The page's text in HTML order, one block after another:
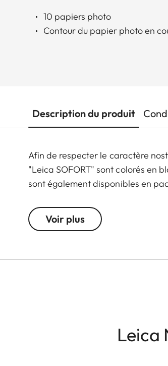
10 papiers photo
Contour du papier photo en
Description du produit
Afin de respecter le caractère
"Leica SOFORT" sont colorés en
sont également disponibles en
Voir plus
Leica